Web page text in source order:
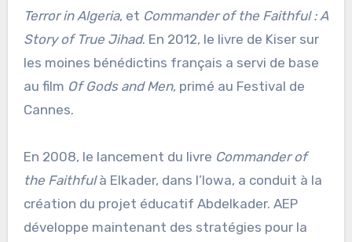
Terror in Algeria, et Commander of the Faithful : A
Story of True Jihad. En 2012, le livre de Kiser sur
les moines bénédictins français a servi de base
au film Of Gods and Men, primé au Festival de
Cannes.
En 2008, le lancement du livre Commander of
the Faithfulà Elkader, dans l’Iowa, a conduit à la
création du projet éducatif Abdelkader. AEP
développe maintenant des stratégies pour la